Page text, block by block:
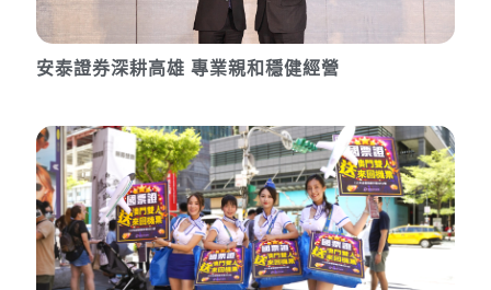
安泰證券深耕高雄 專業親和穩健經營